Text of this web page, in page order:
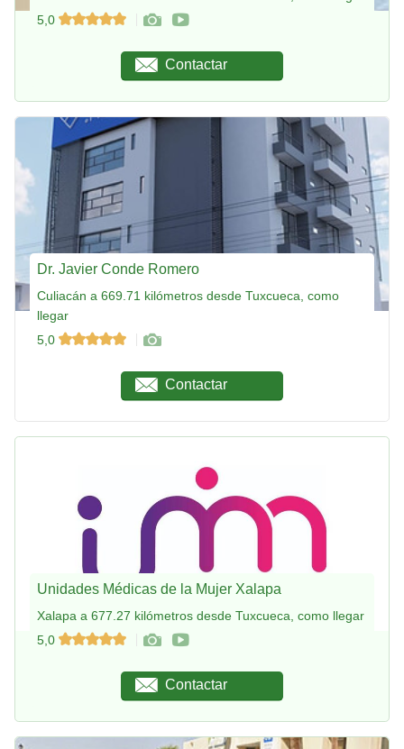
5,0
Contactar
Dr. Javier Conde Romero
Culiacán a 669.71 kilómetros desde Tuxcueca, como
llegar
5,0
Contactar
Unidades Médicas de la Mujer Xalapa
Xalapa a 677.27 kilómetros desde Tuxcueca, como llegar
5,0
Contactar